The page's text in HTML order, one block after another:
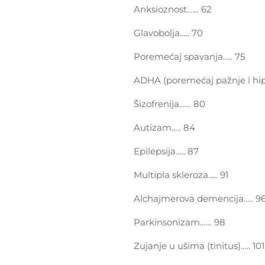
Anksioznost…… 62
Glavobolja….. 70
Poremećaj spavanja….. 75
ADHA (poremećaj pažnje i
Šizofrenija…… 80
Autizam….. 84
Epilepsija….. 87
Multipla skleroza….. 91
Alchajmerova demencija…..
Parkinsonizam…… 98
Zujanje u ušima (tinitus)….. 101